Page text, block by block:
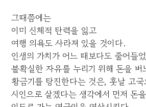
그때쯤에는
이미 신체적 탄력을 잃고
여행 의욕도 사라져 있을 것이다.
인생의 가치가 어느 때보다도 줄어들
불확실한 자유를 누리기 위해 돈을 버
황금기를 탕진한다는 것은, 훗날 고
시인으로 살겠다는 생각에서 먼저 돈